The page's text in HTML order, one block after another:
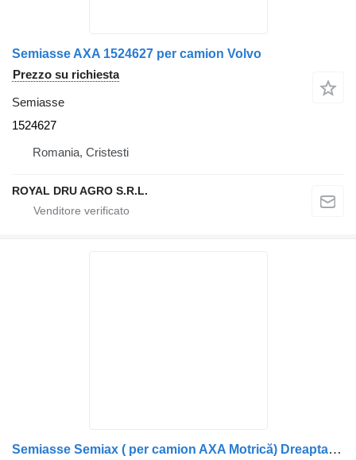
Semiasse AXA 1524627 per camion Volvo
Prezzo su richiesta
Semiasse
1524627
Romania, Cristesti
ROYAL DRU AGRO S.R.L.
Semiasse Semiax ( per camion AXA Motrică) Dreapta MAN 81355020179 / 8135502-0179